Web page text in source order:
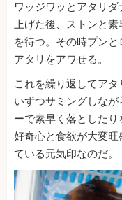
ワッジワッとアタリ
上げた後、ストンと
を待つ。その時プン
アタリをアワせる。
これを繰り返してア
いずつサミングしな
ーで素早く落とした
好奇心と食欲が大変
ている元気印なのだ。